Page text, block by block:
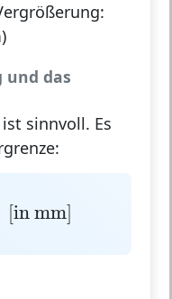
und das
sinnvoll. Es
[in mm]
inmm]